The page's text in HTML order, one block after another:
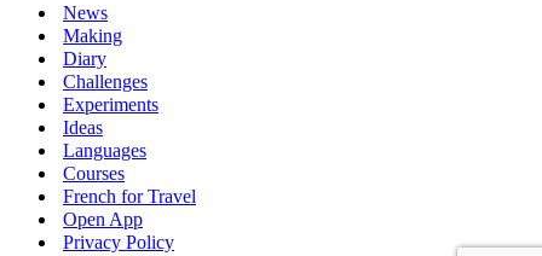
News
Making
Diary
Challenges
Experiments
Ideas
Languages
Courses
French for Travel
Open App
Privacy Policy